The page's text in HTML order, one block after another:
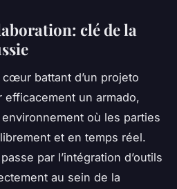
clé de la
battant d’un projeto
un armado,
environnement où les parties
et en temps réel.
par l’intégration d’outils
au sein de la